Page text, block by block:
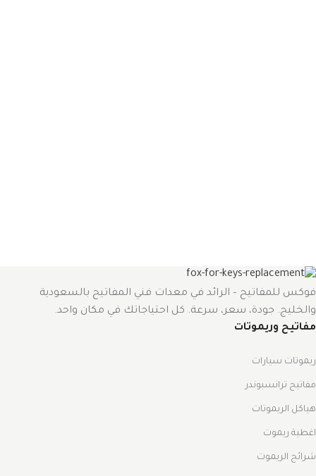
فوكس للمفاتيح – الرائد في معدات فني المفاتيح بالسعودية
والخليج. جودة، سعر، سرعة. كل احتياجاتك في مكان واحد.
مفاتيح وريموتات
ريموتات سيارات
مفاتيح ترانسبوندر
هياكل الريموتات
اغطية ريموت
شرائح الريموت